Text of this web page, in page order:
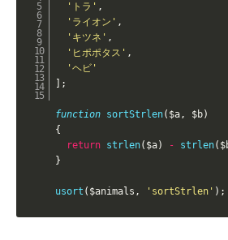
'トラ' ,
'ライオン' ,
'キツネ' ,
'ヒポポタス' ,
'ヘビ'
;
function sortStrlen( $a, $b)
{
return
strlen( $a) - strlen(
}
usort ( $animals , 'sortStrlen' ) ;